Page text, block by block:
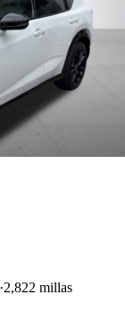
2,822 millas